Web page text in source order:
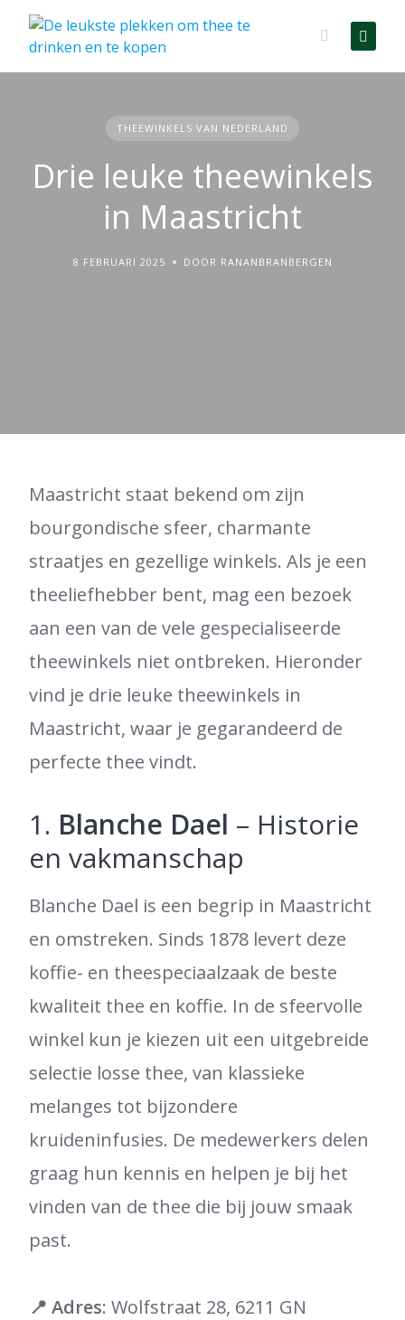
content
THEEWINKELS VAN NEDERLAND
Drie leuke theewinkels
in Maastricht
8 FEBRUARI 2025 DOOR RANANBRANBERGEN
Maastricht staat bekend om zijn
bourgondische sfeer, charmante
straatjes en gezellige winkels. Als je een
theeliefhebber bent, mag een bezoek
aan een van de vele gespecialiseerde
theewinkels niet ontbreken. Hieronder
vind je drie leuke theewinkels in
Maastricht, waar je gegarandeerd de
perfecte thee vindt.
1. Blanche Dael – Historie
en vakmanschap
Blanche Dael is een begrip in Maastricht
en omstreken. Sinds 1878 levert deze
koffie- en theespeciaalzaak de beste
kwaliteit thee en koffie. In de sfeervolle
winkel kun je kiezen uit een uitgebreide
selectie losse thee, van klassieke
melanges tot bijzondere
kruideninfusies. De medewerkers delen
graag hun kennis en helpen je bij het
vinden van de thee die bij jouw smaak
past.
📍 Adres: Wolfstraat 28, 6211 GN